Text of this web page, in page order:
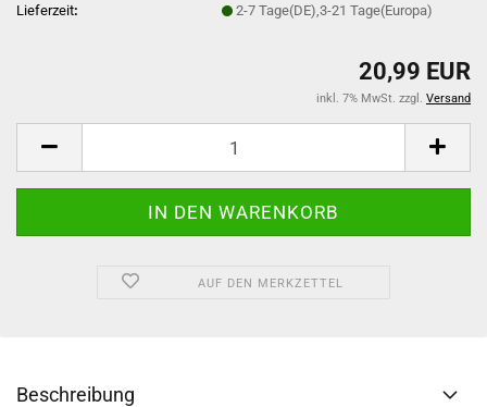
Lieferzeit: 2-7 Tage(DE),3-21 Tage(Europa)
20,99 EUR
inkl. 7% MwSt. zzgl. Versand
AUF DEN MERKZETTEL
Beschreibung